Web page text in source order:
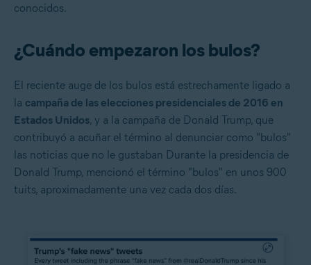
conocidos.
¿Cuándo empezaron los bulos?
El reciente auge de los bulos está estrechamente ligado a
la campaña de las elecciones presidenciales de 2016 en
Estados Unidos, y a la campaña de Donald Trump, que
contribuyó a acuñar el término al denunciar como "bulos"
las noticias que no le gustaban Durante la presidencia de
Donald Trump, mencionó el término "bulos" en unos 900
tuits, aproximadamente una vez cada dos días.